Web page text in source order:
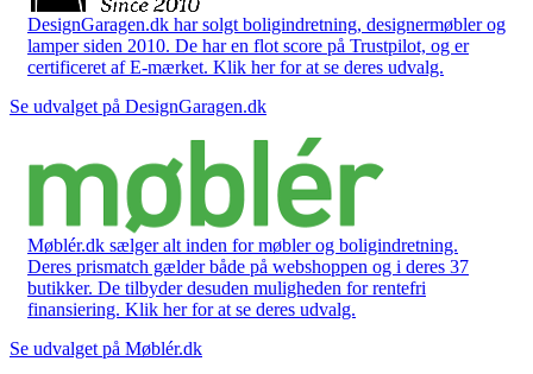
DesignGaragen.dk har solgt boligindretning, designermøbler og
lamper siden 2010. De har en flot score på Trustpilot, og er
certificeret af E-mærket. Klik her for at se deres udvalg.
Se udvalget på DesignGaragen.dk
Møblér.dk sælger alt inden for møbler og boligindretning.
Deres prismatch gælder både på webshoppen og i deres 37
butikker. De tilbyder desuden muligheden for rentefri
finansiering. Klik her for at se deres udvalg.
Se udvalget på Møblér.dk